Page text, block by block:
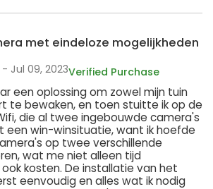
met eindeloze mogelijkheden
- Jul 09, 2023Verified Purchase
een oplossing om zowel mijn tuin
te bewaken, en toen stuitte ik op de
die al twee ingebouwde camera's
een win-winsituatie, want ik hoefde
op twee verschillende
wat me niet alleen tijd
kosten. De installatie van het
eenvoudig en alles wat ik nodig